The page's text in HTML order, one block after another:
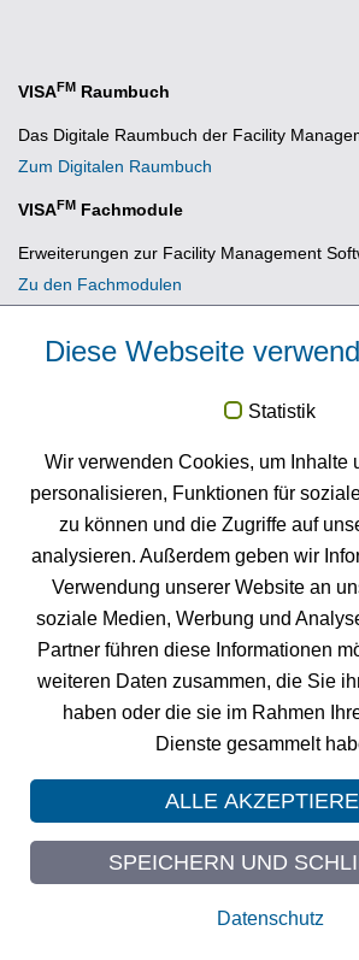
VISAFM Raumbuch
Das Digitale Raumbuch der Facility
Zum Digitalen Raumbuch
VISAFM Fachmodule
Erweiterungen zur Facility Management
Zu den Fachmodulen
PROJECT.
Zu den News
FMRaumbuch testen
Testen Sie unsere Facility Management
gratis.
Testversion anfordern
Diese Webseite
Statistik
Wir verwenden Cookies, um Inhalte
personalisieren, Funktionen für
zu können und die Zugriffe auf
analysieren. Außerdem geben wir
Verwendung unserer Website an
soziale Medien, Werbung und
Partner führen diese Informationen
weiteren Daten zusammen, die Sie
haben oder die sie im Rahmen
Dienste gesammelt
ALLE
SPEICHERN UND
Datenschutz